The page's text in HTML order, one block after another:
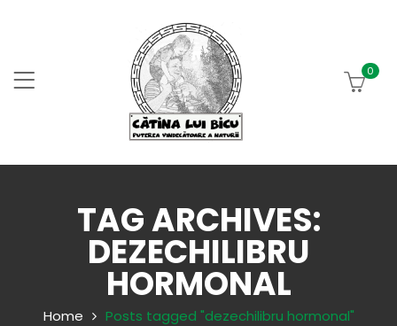
0
TAG ARCHIVES:
DEZECHILIBRU
HORMONAL
Home Posts tagged "dezechilibru hormonal"